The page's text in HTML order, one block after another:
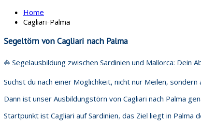
Home
Cagliari-Palma
Segeltörn von Cagliari nach Palma
⛵️ Segelausbildung zwischen Sardinien und Mallorca: Dein
Suchst du nach einer Möglichkeit, nicht nur Meilen,
Dann ist unser Ausbildungstörn von Cagliari nach Palma
Startpunkt ist Cagliari auf Sardinien, das Ziel liegt in Palma